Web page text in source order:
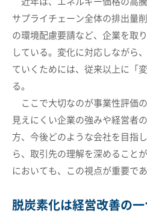
サプライチェーン全体の排出量
の環境配慮要請など、企業を取
している。変化に対応しながら
ていくためには、従来以上に「
る。
ここで大切なのが事業性評価
見えにくい企業の強みや経営者
方、今後どのような会社を目指
ら、取引先の理解を深めること
においても、この視点が重要で
脱炭素化は経営改善の